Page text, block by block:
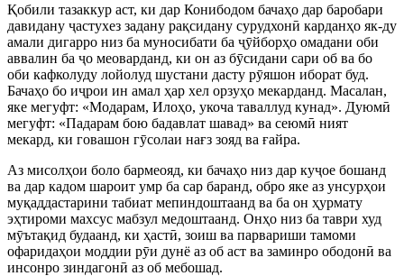
Қобили тазаккур аст, ки дар Конибодом бачаҳо дар баробари
давидану ҷастухез задану рақсидану сурудхонӣ карданҳо як-ду
амали дигарро низ ба муносибати ба ҷӯйборҳо омадани оби
аввалин ба ҷо меоварданд, ки он аз бӯсидани сари об ва бо
оби кафколуду лойолуд шустани дасту рӯяшон иборат буд.
Бачаҳо бо иҷрои ин амал ҳар хел орзуҳо мекарданд. Масалан,
яке мегуфт: «Модарам, Илоҳо, укоча таваллуд кунад». Дуюмӣ
мегуфт: «Падарам бою бадавлат шавад» ва сеюмӣ ният
мекард, ки говашон гӯсолаи нағз зояд ва ғайра.
Аз мисолҳои боло бармеояд, ки бачаҳо низ дар куҷое бошанд
ва дар кадом шароит умр ба сар баранд, обро яке аз унсурҳои
муқаддастарини табиат мепиндоштаанд ва ба он ҳурмату
эҳтироми махсус мабзул медоштаанд. Онҳо низ ба таври худ
мӯътақид будаанд, ки ҳастӣ, зоиш ва парвариши тамоми
офаридаҳои моддии рӯи дунё аз об аст ва заминро ободонӣ ва
инсонро зиндагонӣ аз об мебошад.